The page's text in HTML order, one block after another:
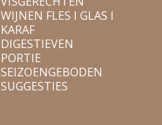
WIJNEN FLES I GLAS I
KARAF
DIGESTIEVEN
PORTIE
SEIZOENGEBODEN
SUGGESTIES